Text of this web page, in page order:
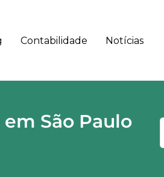
Contabilidade Notícias
São Paulo